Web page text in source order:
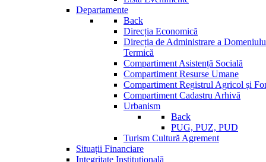
Departamente
Back
Direcția Economică
Direcția de Administrare a
Termică
Compartiment Asistență Socială
Compartiment Resurse Umane
Compartiment Registrul Agricol și
Compartiment Cadastru Arhivă
Urbanism
Back
PUG, PUZ, PUD
Turism Cultură Agrement
Situații Financiare
Integritate Instituțională